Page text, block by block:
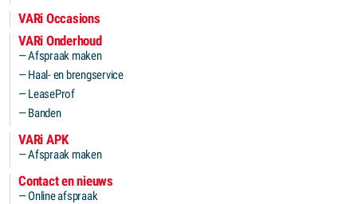
VARi Occasions
VARi Onderhoud
Afspraak maken
Haal- en brengservice
LeaseProf
Banden
VARi APK
Afspraak maken
Contact en nieuws
Online afspraak